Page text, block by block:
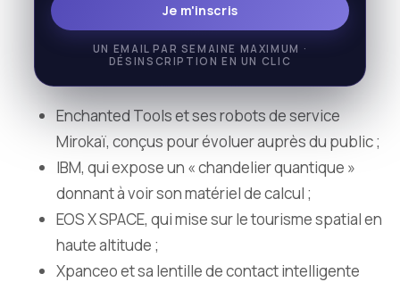
Je m'inscris
UN EMAIL PAR SEMAINE MAXIMUM ·
DÉSINSCRIPTION EN UN CLIC
Enchanted Tools et ses robots de service
Mirokaï, conçus pour évoluer auprès du public ;
IBM, qui expose un « chandelier quantique »
donnant à voir son matériel de calcul ;
EOS X SPACE, qui mise sur le tourisme spatial en
haute altitude ;
Xpanceo et sa lentille de contact intelligente